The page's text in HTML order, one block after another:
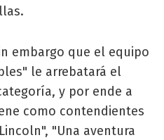
embargo que el equipo
le arrebatará el
y por ende a
como contendientes
"Una aventura